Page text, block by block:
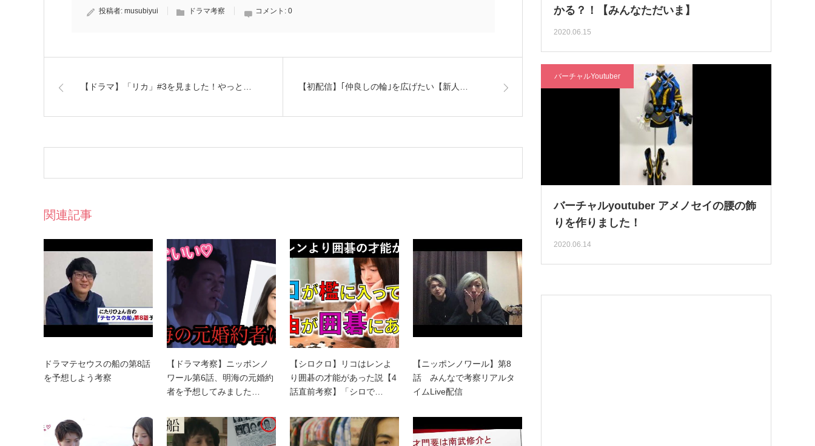
投稿者: musubiyui ドラマ考察 コメント: 0
【ドラマ】「リカ」#3を見ました！やっと… 【初配信】｢仲良しの輪｣を広げたい【新人…
関連記事
ドラマテセウスの船の第8話
を予想しよう考察
【ドラマ考察】ニッポンノ
ワール第6話、明海の元婚約
者を予想してみました…
【シロクロ】リコはレンよ
り囲碁の才能があった説【4
話直前考察】「シロで…
【ニッポンノワール】第8
話 みんなで考察リアルタ
イムLive配信
かる？！【みんなただいま】
2020.06.15
バーチャルYoutuber
バーチャルyoutuber アメノセイの腰の飾
りを作りました！
2020.06.14